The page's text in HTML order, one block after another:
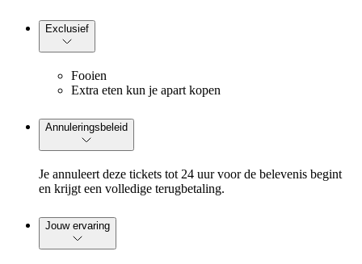
Exclusief
Fooien
Extra eten kun je apart kopen
Annuleringsbeleid
Je annuleert deze tickets tot 24 uur voor de belevenis begint
en krijgt een volledige terugbetaling.
Jouw ervaring